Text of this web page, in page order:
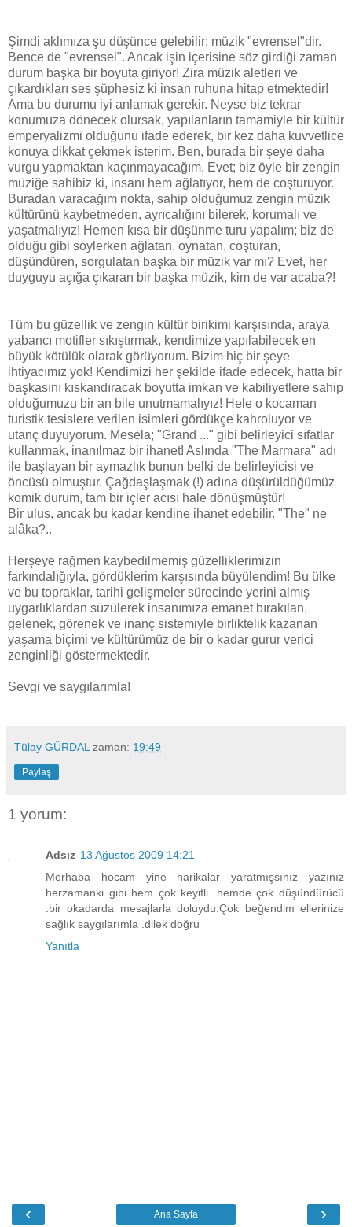
Şimdi aklımıza şu düşünce gelebilir; müzik "evrensel"dir.
Bence de "evrensel". Ancak işin içerisine söz girdiği zaman
durum başka bir boyuta giriyor! Zira müzik aletleri ve
çıkardıkları ses şüphesiz ki insan ruhuna hitap etmektedir!
Ama bu durumu iyi anlamak gerekir. Neyse biz tekrar
konumuza dönecek olursak, yapılanların tamamiyle bir kültür
emperyalizmi olduğunu ifade ederek, bir kez daha kuvvetlice
konuya dikkat çekmek isterim. Ben, burada bir şeye daha
vurgu yapmaktan kaçınmayacağım. Evet; biz öyle bir zengin
müziğe sahibiz ki, insanı hem ağlatıyor, hem de coşturuyor.
Buradan varacağım nokta, sahip olduğumuz zengin müzik
kültürünü kaybetmeden, ayrıcalığını bilerek, korumalı ve
yaşatmalıyız! Hemen kısa bir düşünme turu yapalım; biz de
olduğu gibi söylerken ağlatan, oynatan, coşturan,
düşündüren, sorgulatan başka bir müzik var mı? Evet, her
duyguyu açığa çıkaran bir başka müzik, kim de var acaba?!
Tüm bu güzellik ve zengin kültür birikimi karşısında, araya
yabancı motifler sıkıştırmak, kendimize yapılabilecek en
büyük kötülük olarak görüyorum. Bizim hiç bir şeye
ihtiyacımız yok! Kendimizi her şekilde ifade edecek, hatta bir
başkasını kıskandıracak boyutta imkan ve kabiliyetlere sahip
olduğumuzu bir an bile unutmamalıyız! Hele o kocaman
turistik tesislere verilen isimleri gördükçe kahroluyor ve
utanç duyuyorum. Mesela; "Grand ..." gibi belirleyici sıfatlar
kullanmak, inanılmaz bir ihanet! Aslında "The Marmara" adı
ile başlayan bir aymazlık bunun belki de belirleyicisi ve
öncüsü olmuştur. Çağdaşlaşmak (!) adına düşürüldüğümüz
komik durum, tam bir içler acısı hale dönüşmüştür!
Bir ulus, ancak bu kadar kendine ihanet edebilir. "The" ne
alâka?..
Herşeye rağmen kaybedilmemiş güzelliklerimizin
farkındalığıyla, gördüklerim karşısında büyülendim! Bu ülke
ve bu topraklar, tarihi gelişmeler sürecinde yerini almış
uygarlıklardan süzülerek insanımıza emanet bırakılan,
gelenek, görenek ve inanç sistemiyle birliktelik kazanan
yaşama biçimi ve kültürümüz de bir o kadar gurur verici
zenginliği göstermektedir.
Sevgi ve saygılarımla!
Tülay GÜRDAL zaman: 19:49
Paylaş
1 yorum:
Adsız 13 Ağustos 2009 14:21
Merhaba hocam yine harikalar yaratmışsınız yazınız
herzamanki gibi hem çok keyifli .hemde çok düşündürücü
.bir okadarda mesajlarla doluydu.Çok beğendim ellerinize
sağlık saygılarımla .dilek doğru
Yanıtla
‹ ›
Ana Sayfa